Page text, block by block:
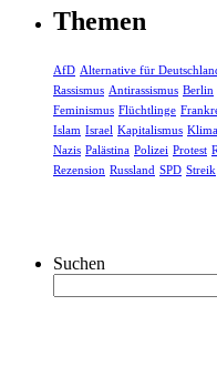
Themen
AfD Alternative für
Rassismus Antirassismus Berlin
Feminismus Flüchtlinge
Islam Israel Kapitalismus Klima
Nazis Palästina Polizei Protest
Rezension Russland SPD Streik
Suchen